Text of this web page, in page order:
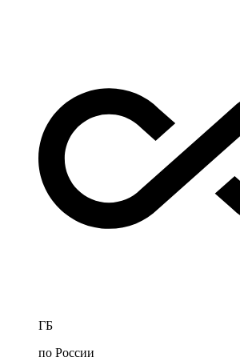
ГБ
по России